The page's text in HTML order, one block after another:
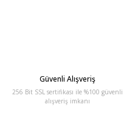
Güvenli Alışveriş
256 Bit SSL sertifikası ile %100 güvenli
alışveriş imkanı